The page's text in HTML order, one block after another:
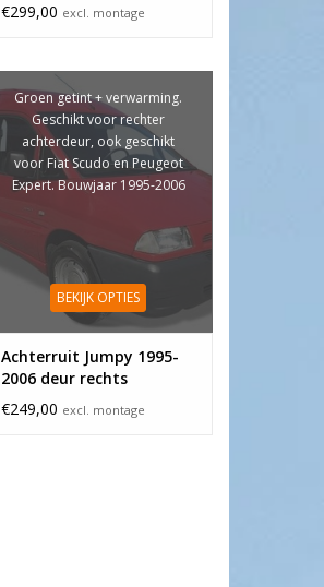
€299,00 excl. montage
Groen getint + verwarming.
Geschikt voor rechter
achterdeur, ook geschikt
voor Fiat Scudo en Peugeot
Expert. Bouwjaar 1995-2006
BEKIJK OPTIES
Achterruit Jumpy 1995-
2006 deur rechts
€249,00 excl. montage